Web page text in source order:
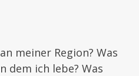
meiner Region? Was
dem ich lebe? Was